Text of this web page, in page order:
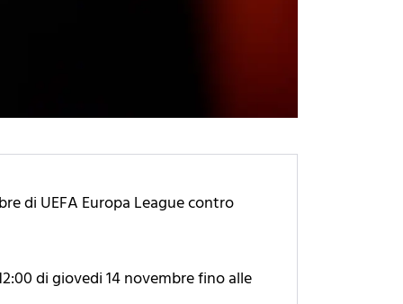
di UEFA Europa League contro
di giovedi 14 novembre fino alle